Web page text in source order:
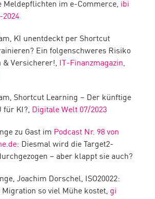
Meldepflichten im e-Commerce, ibi
2024
KI unentdeckt per Shortcut
Ein folgenschweres Risiko
& Versicherer!,
IT-Finanzmagazin,
Shortcut Learning – Der künftige
für KI?, Digitale Welt 07/2023
zu Gast im Podcast Nr. 98 von
: Diesmal wird die Target2-
– aber klappt sie auch?
Joachim Dorschel, ISO20022:
so viel Mühe kostet, gi